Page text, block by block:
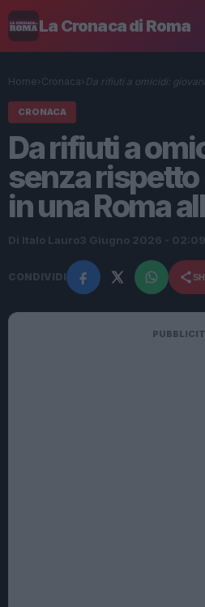
La Cronaca di Roma
Home› Cronaca› Da rifiuti a omicidi:
CRONACA
Da rifiuti a
senza rispetto
in una Roma
Di Italo Lauro3 Giugno 2026 - 02:09
CONDIVIDI